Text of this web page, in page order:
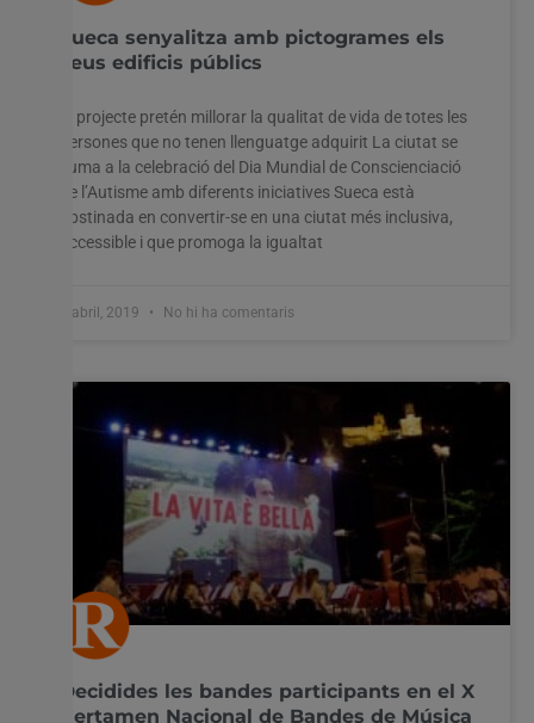
Sueca senyalitza amb pictogrames els
seus edificis públics
El projecte pretén millorar la qualitat de vida de totes les
persones que no tenen llenguatge adquirit La ciutat se
suma a la celebració del Dia Mundial de Conscienciació
de l’Autisme amb diferents iniciatives Sueca està
obstinada en convertir-se en una ciutat més inclusiva,
accessible i que promoga la igualtat
2 abril, 2019 No hi ha comentaris
Decidides les bandes participants en el X
Certamen Nacional de Bandes de Música